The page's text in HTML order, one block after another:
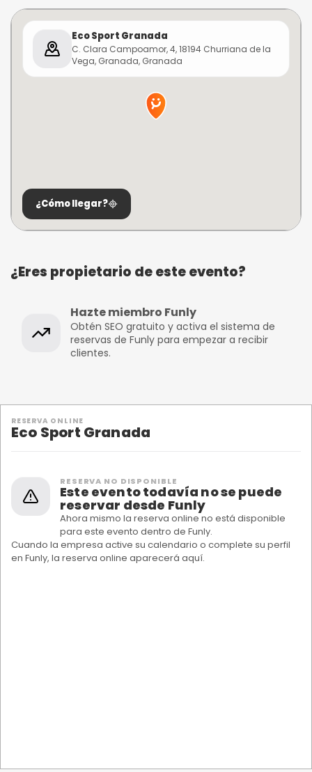
Eco Sport Granada
C. Clara Campoamor, 4, 18194 Churriana de la
Vega, Granada, Granada
¿Cómo llegar?
¿Eres propietario de este evento?
Hazte miembro Funly
Obtén SEO gratuito y activa el sistema de
reservas de Funly para empezar a recibir
clientes.
RESERVA ONLINE
Eco Sport Granada
RESERVA NO DISPONIBLE
Este evento todavía no se puede
reservar desde Funly
Ahora mismo la reserva online no está disponible
para este evento dentro de Funly.
Cuando la empresa active su calendario o complete su perfil
en Funly, la reserva online aparecerá aquí.